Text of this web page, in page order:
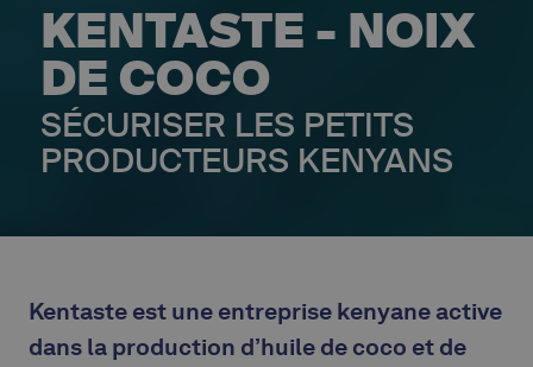
KENTASTE - NOIX
DE COCO
SÉCURISER LES PETITS
PRODUCTEURS KENYANS
Kentaste est une entreprise kenyane active
dans la production d’huile de coco et de